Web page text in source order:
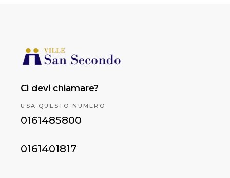
Ci devi chiamare?
USA QUESTO NUMERO
0161485800
0161401817